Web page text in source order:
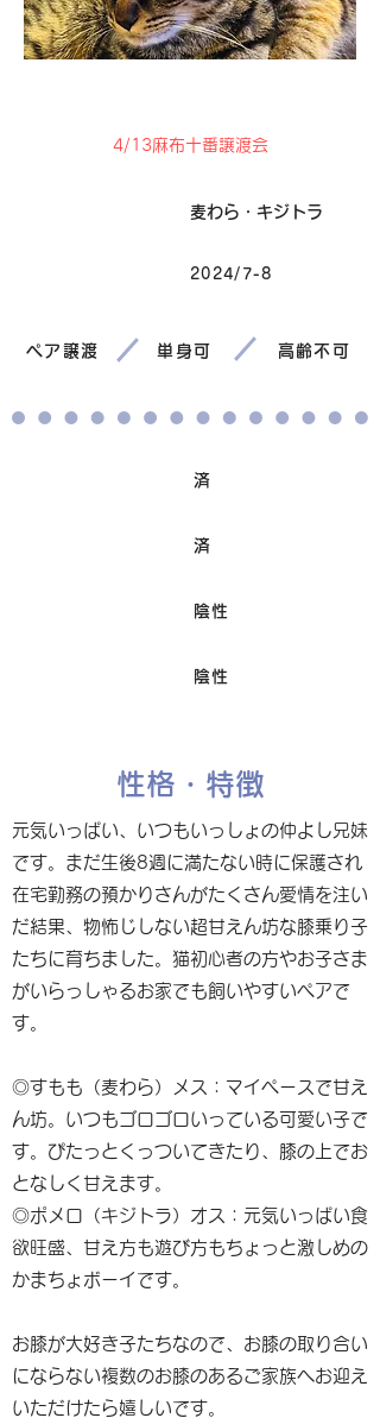
4/13麻布十番譲渡会
麦わら・キジトラ
2024/7-8
ペア譲渡 単身可 高齢不可
済
済
陰性
陰性
性格・特徴
元気いっぱい、いつもいっしょの仲よし兄妹
です。まだ生後8週に満たない時に保護され
在宅勤務の預かりさんがたくさん愛情を注い
だ結果、物怖じしない超甘えん坊な膝乗り子
たちに育ちました。猫初心者の方やお子さま
がいらっしゃるお家でも飼いやすいペアで
す。
◎すもも（麦わら）メス：マイペースで甘え
ん坊。いつもゴロゴロいっている可愛い子で
す。ぴたっとくっついてきたり、膝の上でお
となしく甘えます。
◎ポメロ（キジトラ）オス：元気いっぱい食
欲旺盛、甘え方も遊び方もちょっと激しめの
かまちょボーイです。
お膝が大好き子たちなので、お膝の取り合い
にならない複数のお膝のあるご家族へお迎え
いただけたら嬉しいです。